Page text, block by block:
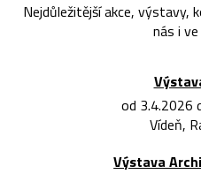
Nejdůležitější akce, výstavy,
nás i
od 3.4.2026
Vídeň,
Výstava